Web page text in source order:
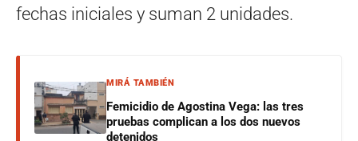
fechas iniciales y suman 2 unidades.
MIRÁ TAMBIÉN
Femicidio de Agostina Vega: las tres
pruebas complican a los dos nuevos
detenidos